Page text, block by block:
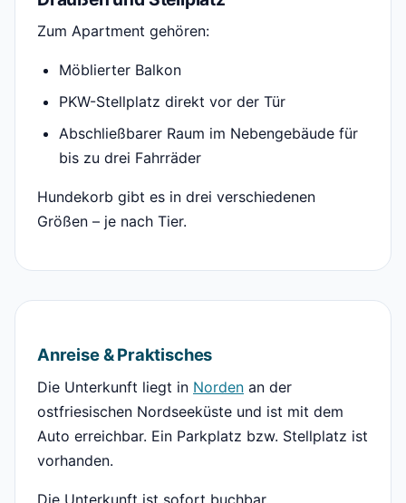
Zum Apartment gehören:
Möblierter Balkon
PKW-Stellplatz direkt vor der Tür
Abschließbarer Raum im Nebengebäude für
bis zu drei Fahrräder
Hundekorb gibt es in drei verschiedenen
Größen – je nach Tier.
Anreise & Praktisches
Die Unterkunft liegt in Norden an der
ostfriesischen Nordseeküste und ist mit dem
Auto erreichbar. Ein Parkplatz bzw. Stellplatz ist
vorhanden.
Die Unterkunft ist sofort buchbar.